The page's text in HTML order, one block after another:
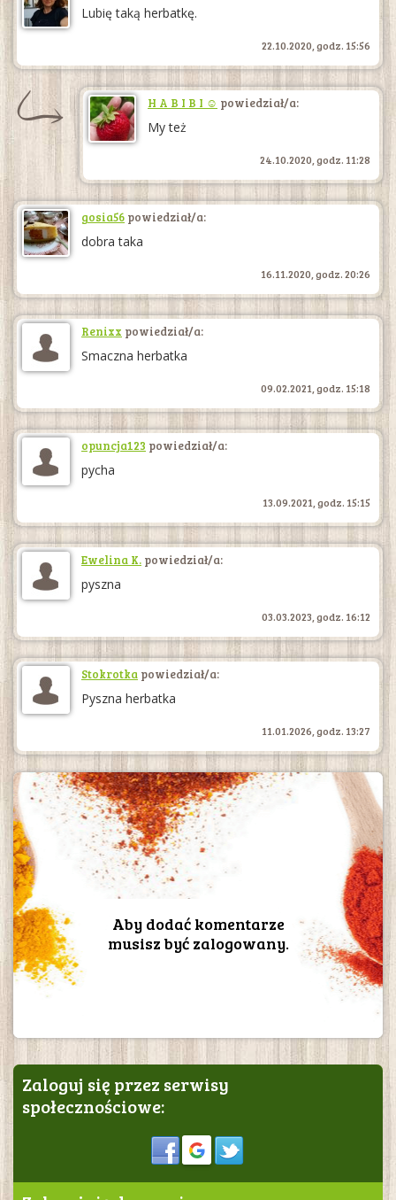
Lubię taką herbatkę.
22.10.2020, godz. 15:56
H A B I B I ☺ powiedział/a:
My też
24.10.2020, godz. 11:28
gosia56 powiedział/a:
dobra taka
16.11.2020, godz. 20:26
Renixx powiedział/a:
Smaczna herbatka
09.02.2021, godz. 15:18
opuncja123 powiedział/a:
pycha
13.09.2021, godz. 15:15
Ewelina K. powiedział/a:
pyszna
03.03.2023, godz. 16:12
Stokrotka powiedział/a:
Pyszna herbatka
11.01.2026, godz. 13:27
Aby dodać komentarze
musisz być zalogowany.
Zaloguj się przez serwisy
społecznościowe:
Sign in